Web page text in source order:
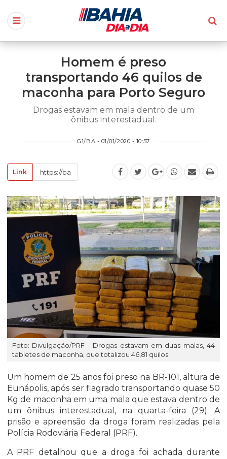
Homem é preso
transportando 46 quilos de
maconha para Porto Seguro
Drogas estavam em mala dentro de um
ônibus interestadual.
G1/BA - 01/01/2020 - 10:57
Link
Foto: Divulgação/PRF - Drogas estavam em duas malas, 44
tabletes de maconha, que totalizou 46,81 quilos.
Um homem de 25 anos foi preso na BR-101, altura de
Eunápolis, após ser flagrado transportando quase 50
Kg de maconha em uma mala que estava dentro de
um ônibus interestadual, na quarta-feira (29). A
prisão e apreensão da droga foram realizadas pela
Polícia Rodoviária Federal (PRF).
A PRF detalhou que a droga foi achada durante